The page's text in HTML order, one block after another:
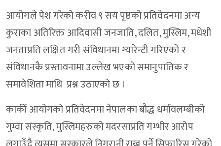
आयोगले पेश गरेको करीव ९ सय पृष्ठको प्रतिवेदनमा अन्य
कुराका अतिरिक्त आदिवासी जनजाति, दलित, मुस्लिम, मधेशी
जनताप्रति लक्षित गरी संविधानमा ग्यारेन्टी गरिएको र
संविधानकै प्रस्तावनामा उल्लेख भएको समानुपातिक र
समावेशिता माथि प्रश्न उठाएको छ ।
कार्की आयोगको प्रतिवेदनमा नेपालका बौद्ध धर्मावलम्बीको
गुम्वा संस्कृति, मुस्लिमहरुको मदरसाप्रति गम्भीर आरोप